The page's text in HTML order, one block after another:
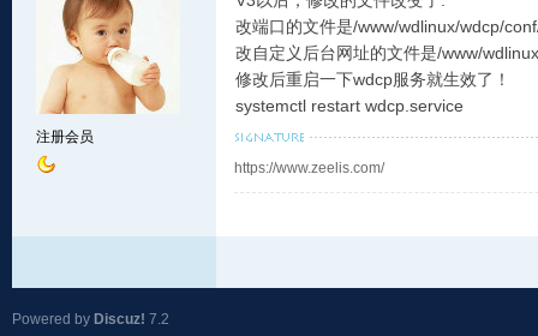
注册会员
改端口的文件是/www/wdlinux/wdcp/
改自定义后台网址的文件是/www/
修改后重启一下wdcp服务就生效了！
systemctl restart wdcp.service
https://www.zeelis.com/
Powered by Discuz! 7.2